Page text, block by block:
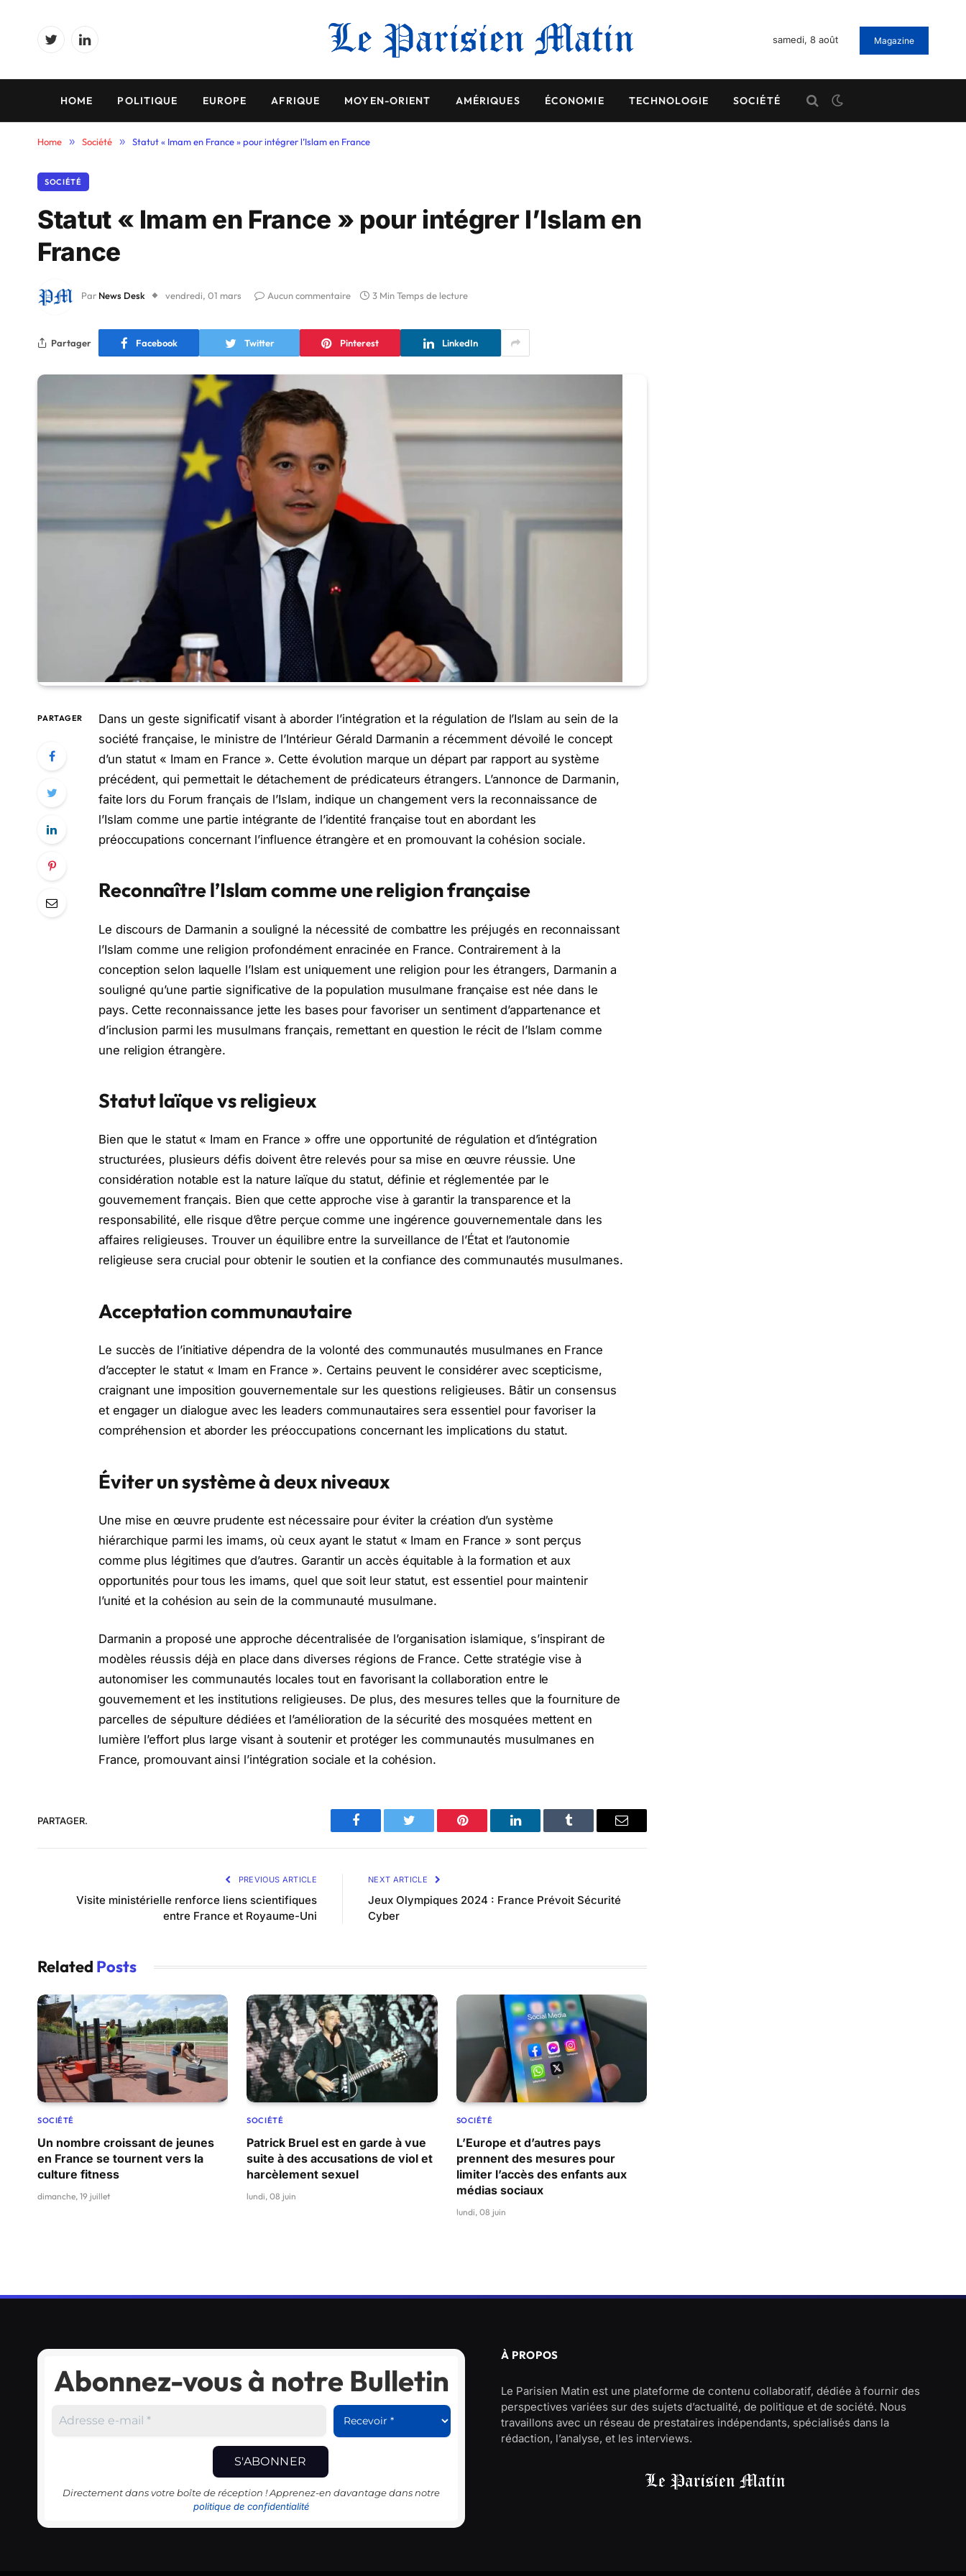
TwitterLinkedIn
samedi, 8 août Magazine
HOME POLITIQUE EUROPE AFRIQUE MOYEN-ORIENT AMÉRIQUES ÉCONOMIE TECHNOLOGIE SOCIÉTÉ
Home » Société » Statut « Imam en France » pour intégrer l’Islam en France
SOCIÉTÉ
Statut « Imam en France » pour intégrer l’Islam en
France
Par News Desk vendredi, 01 mars Aucun commentaire 3 Min Temps de lecture
Partager Facebook Twitter Pinterest LinkedIn
PARTAGER
Dans un geste significatif visant à aborder l’intégration et la régulation de l’Islam au sein de la
société française, le ministre de l’Intérieur Gérald Darmanin a récemment dévoilé le concept
d’un statut « Imam en France ». Cette évolution marque un départ par rapport au système
précédent, qui permettait le détachement de prédicateurs étrangers. L’annonce de Darmanin,
faite lors du Forum français de l’Islam, indique un changement vers la reconnaissance de
l’Islam comme une partie intégrante de l’identité française tout en abordant les
préoccupations concernant l’influence étrangère et en promouvant la cohésion sociale.
Reconnaître l’Islam comme une religion française
Le discours de Darmanin a souligné la nécessité de combattre les préjugés en reconnaissant
l’Islam comme une religion profondément enracinée en France. Contrairement à la
conception selon laquelle l’Islam est uniquement une religion pour les étrangers, Darmanin a
souligné qu’une partie significative de la population musulmane française est née dans le
pays. Cette reconnaissance jette les bases pour favoriser un sentiment d’appartenance et
d’inclusion parmi les musulmans français, remettant en question le récit de l’Islam comme
une religion étrangère.
Statut laïque vs religieux
Bien que le statut « Imam en France » offre une opportunité de régulation et d’intégration
structurées, plusieurs défis doivent être relevés pour sa mise en œuvre réussie. Une
considération notable est la nature laïque du statut, définie et réglementée par le
gouvernement français. Bien que cette approche vise à garantir la transparence et la
responsabilité, elle risque d’être perçue comme une ingérence gouvernementale dans les
affaires religieuses. Trouver un équilibre entre la surveillance de l’État et l’autonomie
religieuse sera crucial pour obtenir le soutien et la confiance des communautés musulmanes.
Acceptation communautaire
Le succès de l’initiative dépendra de la volonté des communautés musulmanes en France
d’accepter le statut « Imam en France ». Certains peuvent le considérer avec scepticisme,
craignant une imposition gouvernementale sur les questions religieuses. Bâtir un consensus
et engager un dialogue avec les leaders communautaires sera essentiel pour favoriser la
compréhension et aborder les préoccupations concernant les implications du statut.
Éviter un système à deux niveaux
Une mise en œuvre prudente est nécessaire pour éviter la création d’un système
hiérarchique parmi les imams, où ceux ayant le statut « Imam en France » sont perçus
comme plus légitimes que d’autres. Garantir un accès équitable à la formation et aux
opportunités pour tous les imams, quel que soit leur statut, est essentiel pour maintenir
l’unité et la cohésion au sein de la communauté musulmane.
Darmanin a proposé une approche décentralisée de l’organisation islamique, s’inspirant de
modèles réussis déjà en place dans diverses régions de France. Cette stratégie vise à
autonomiser les communautés locales tout en favorisant la collaboration entre le
gouvernement et les institutions religieuses. De plus, des mesures telles que la fourniture de
parcelles de sépulture dédiées et l’amélioration de la sécurité des mosquées mettent en
lumière l’effort plus large visant à soutenir et protéger les communautés musulmanes en
France, promouvant ainsi l’intégration sociale et la cohésion.
PARTAGER.
Facebook Twitter Pinterest LinkedIn Tumblr Email
PREVIOUS ARTICLE
Visite ministérielle renforce liens scientifiques
entre France et Royaume-Uni
NEXT ARTICLE
Jeux Olympiques 2024 : France Prévoit Sécurité
Cyber
Related Posts
SOCIÉTÉ
Un nombre croissant de jeunes
en France se tournent vers la
culture fitness
dimanche, 19 juillet
SOCIÉTÉ
Patrick Bruel est en garde à vue
suite à des accusations de viol et
harcèlement sexuel
lundi, 08 juin
SOCIÉTÉ
L’Europe et d’autres pays
prennent des mesures pour
limiter l’accès des enfants aux
médias sociaux
lundi, 08 juin
Abonnez-vous à notre Bulletin
Directement dans votre boîte de réception ! Apprenez-en davantage dans notre
politique de confidentialité
À PROPOS
Le Parisien Matin est une plateforme de contenu collaboratif, dédiée à fournir des
perspectives variées sur des sujets d’actualité, de politique et de société. Nous
travaillons avec un réseau de prestataires indépendants, spécialisés dans la
rédaction, l’analyse, et les interviews.